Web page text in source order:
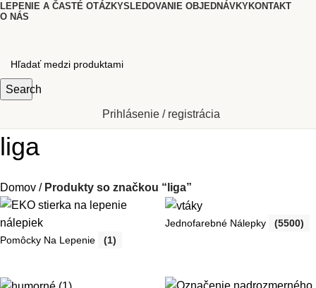
LEPENIE A ČASTÉ OTÁZKYSLEDOVANIE OBJEDNÁVKYKONTAKT
O NÁS
Search
Prihlásenie / registrácia
liga
Domov Produkty so značkou “liga”
Pomôcky Na Lepenie (1)
Jednofarebné Nálepky (5500)